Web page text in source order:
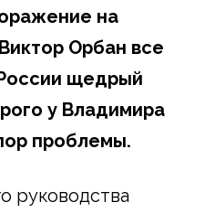
на
Орбан все
щедрый
у Владимира
проблемы.
руководства